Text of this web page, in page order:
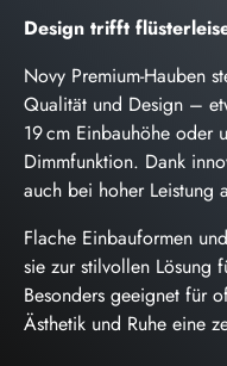
Design trifft
Novy Premium-Hauben
Qualität und Design –
19 cm Einbauhöhe oder
Dimmfunktion. Dank
auch bei hoher Leistung
Flache Einbauformen
sie zur stilvollen Lösung
Besonders geeignet für
Ästhetik und Ruhe eine